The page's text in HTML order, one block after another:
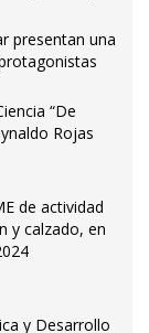
presentan una
“De
Rojas
de actividad
y calzado, en
y Desarrollo